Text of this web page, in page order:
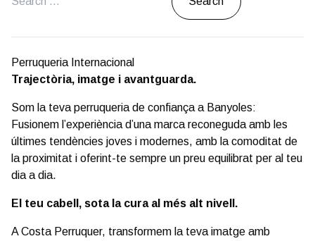
Perruqueria Internacional
Trajectòria, imatge i avantguarda.
Som la teva perruqueria de confiança a Banyoles:
Fusionem l’experiència d’una marca reconeguda amb les
últimes tendències joves i modernes, amb la comoditat de
la proximitat i oferint-te sempre un preu equilibrat per al teu
dia a dia.
El teu cabell, sota la cura al més alt nivell.
A Costa Perruquer, transformem la teva imatge amb